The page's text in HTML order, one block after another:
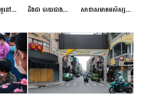
នៅ
នសញ្ញា
មួត និង
ដឹងថា ចាយជាង
អភិវឌ្ឍន៍នុយក្លេអ៊ែរ
សាខាសមាគមសិស្ស
ខេត្តកំពង់ចាម ចុះពិនិត្យ
ពិគ្រោះជំងឺទូទៅ និងផ្តល់
ថ្នាំពេទ្យជូនប្រជាពលរដ្ឋ
រស់នៅសង្កាត់បឹងកុក